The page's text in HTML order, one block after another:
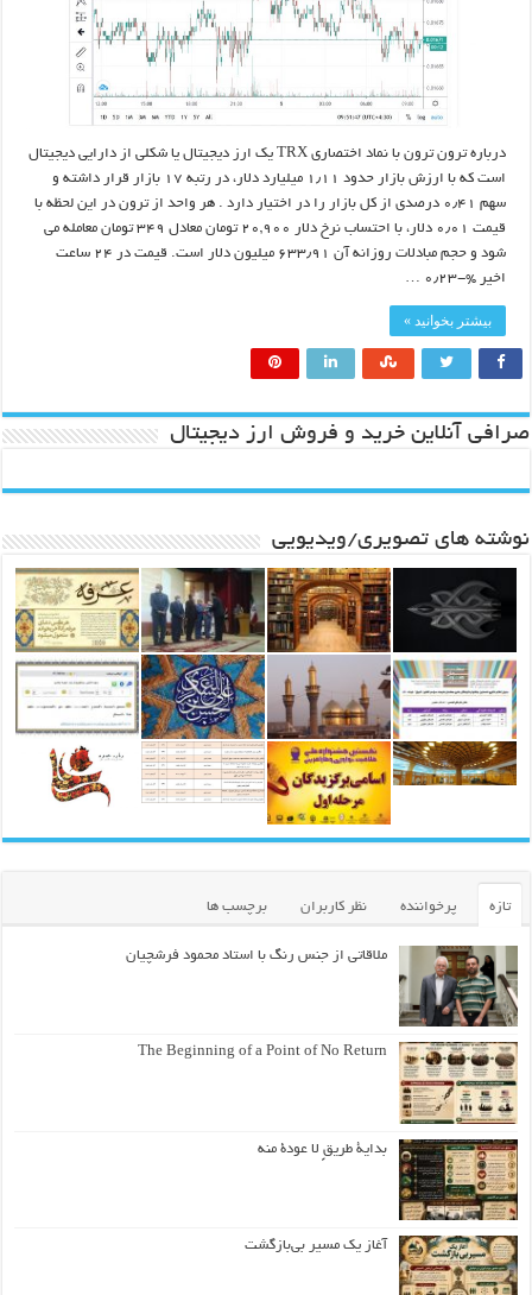
درباره ترون ترون با نماد اختصاری TRX یک ارز دیجیتال یا شکلی از دارایی دیجیتال
است که با ارزش بازار حدود ۱٫۱۱ میلیارد دلار، در رتبه ۱۷ بازار قرار داشته و
سهم ۰٫۴۱ درصدی از کل بازار را در اختیار دارد . هر واحد از ترون در این لحظه با
قیمت ۰٫۰۱ دلار، با احتساب نرخ دلار ۲۰,۹۰۰ تومان معادل ۳۴۹ تومان معامله می
شود و حجم مبادلات روزانه آن ۶۳۳٫۹۱ میلیون دلار است. قیمت در ۲۴ ساعت
اخیر %-۰٫۲۳ …
بیشتر بخوانید »
صرافی آنلاین خرید و فروش ارز دیجیتال
نوشته های تصویری/ویدیویی
تازه پرخواننده نظر کاربران برچسب ها
ملاقاتی از جنس رنگ با استاد محمود فرشچیان
The Beginning of a Point of No Return
بداية طريقٍ لا عودة منه
آغاز یک مسیر بی‌بازگشت